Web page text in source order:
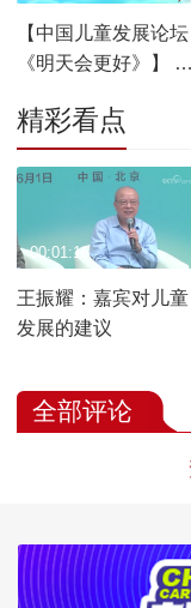
【中国儿童发展论坛
《明天会更好》】 第
精彩看点
王振耀：嘉宾对儿童
发展的建议
00:01:16
全部评论